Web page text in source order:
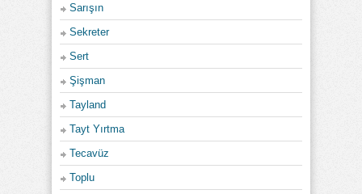
Sarışın
Sekreter
Sert
Şişman
Tayland
Tayt Yırtma
Tecavüz
Toplu